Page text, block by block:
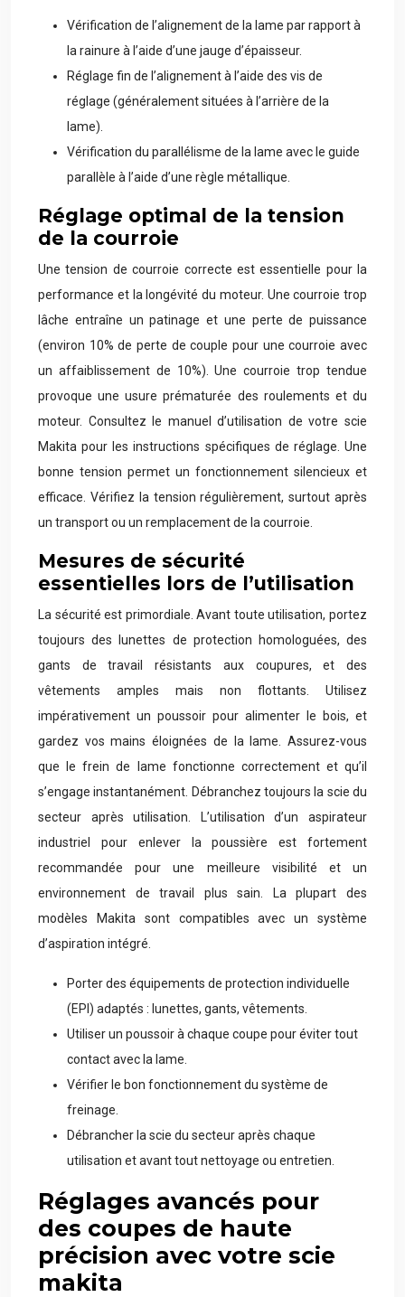
Vérification de l’alignement de la lame par rapport à
la rainure à l’aide d’une jauge d’épaisseur.
Réglage fin de l’alignement à l’aide des vis de
réglage (généralement situées à l’arrière de la
lame).
Vérification du parallélisme de la lame avec le guide
parallèle à l’aide d’une règle métallique.
Réglage optimal de la tension
de la courroie
Une tension de courroie correcte est essentielle pour la
performance et la longévité du moteur. Une courroie trop
lâche entraîne un patinage et une perte de puissance
(environ 10% de perte de couple pour une courroie avec
un affaiblissement de 10%). Une courroie trop tendue
provoque une usure prématurée des roulements et du
moteur. Consultez le manuel d’utilisation de votre scie
Makita pour les instructions spécifiques de réglage. Une
bonne tension permet un fonctionnement silencieux et
efficace. Vérifiez la tension régulièrement, surtout après
un transport ou un remplacement de la courroie.
Mesures de sécurité
essentielles lors de l’utilisation
La sécurité est primordiale. Avant toute utilisation, portez
toujours des lunettes de protection homologuées, des
gants de travail résistants aux coupures, et des
vêtements amples mais non flottants. Utilisez
impérativement un poussoir pour alimenter le bois, et
gardez vos mains éloignées de la lame. Assurez-vous
que le frein de lame fonctionne correctement et qu’il
s’engage instantanément. Débranchez toujours la scie du
secteur après utilisation. L’utilisation d’un aspirateur
industriel pour enlever la poussière est fortement
recommandée pour une meilleure visibilité et un
environnement de travail plus sain. La plupart des
modèles Makita sont compatibles avec un système
d’aspiration intégré.
Porter des équipements de protection individuelle
(EPI) adaptés : lunettes, gants, vêtements.
Utiliser un poussoir à chaque coupe pour éviter tout
contact avec la lame.
Vérifier le bon fonctionnement du système de
freinage.
Débrancher la scie du secteur après chaque
utilisation et avant tout nettoyage ou entretien.
Réglages avancés pour
des coupes de haute
précision avec votre scie
makita